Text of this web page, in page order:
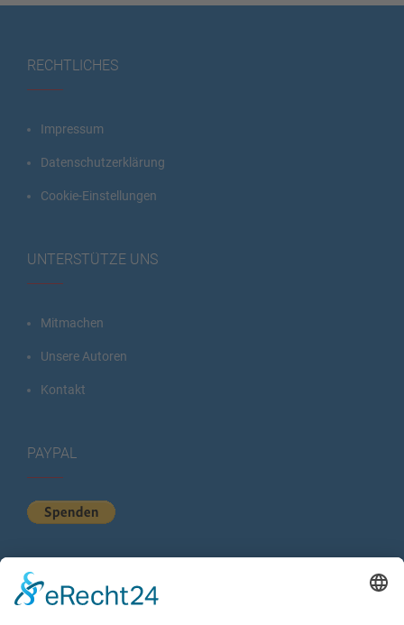
RECHTLICHES
Impressum
Datenschutzerklärung
Cookie-Einstellungen
UNTERSTÜTZE UNS
Mitmachen
Unsere Autoren
Kontakt
PAYPAL
KURZSTATISTIK